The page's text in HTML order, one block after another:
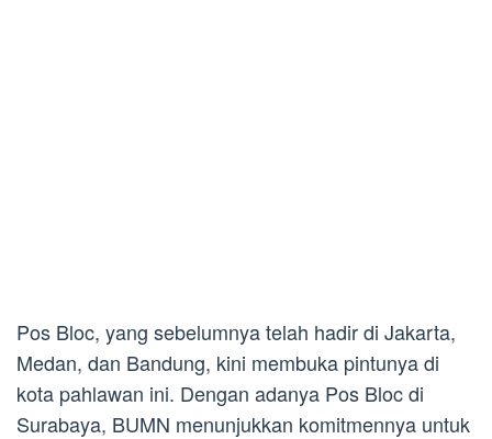
Pos Bloc, yang sebelumnya telah hadir di Jakarta,
Medan, dan Bandung, kini membuka pintunya di
kota pahlawan ini. Dengan adanya Pos Bloc di
Surabaya, BUMN menunjukkan komitmennya untuk